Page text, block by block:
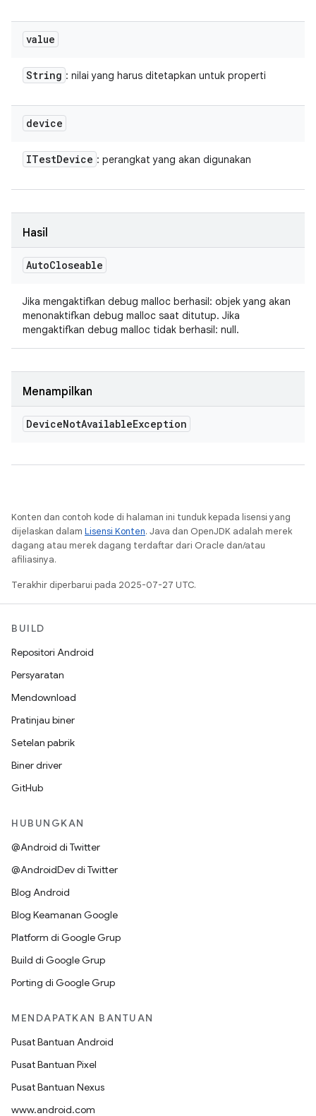
value
String : nilai yang harus ditetapkan untuk properti
device
ITestDevice : perangkat yang akan digunakan
Hasil
AutoCloseable
Jika mengaktifkan debug malloc berhasil: objek yang akan
menonaktifkan debug malloc saat ditutup. Jika
mengaktifkan debug malloc tidak berhasil: null.
Menampilkan
DeviceNotAvailableException
Konten dan contoh kode di halaman ini tunduk kepada lisensi yang
dijelaskan dalam Lisensi Konten. Java dan OpenJDK adalah merek
dagang atau merek dagang terdaftar dari Oracle dan/atau
afiliasinya.
Terakhir diperbarui pada 2025-07-27 UTC.
BUILD
Repositori Android
Persyaratan
Mendownload
Pratinjau biner
Setelan pabrik
Biner driver
GitHub
HUBUNGKAN
@Android di Twitter
@AndroidDev di Twitter
Blog Android
Blog Keamanan Google
Platform di Google Grup
Build di Google Grup
Porting di Google Grup
MENDAPATKAN BANTUAN
Pusat Bantuan Android
Pusat Bantuan Pixel
Pusat Bantuan Nexus
www.android.com